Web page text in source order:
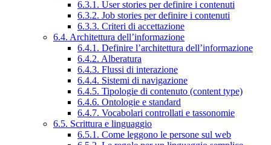
6.3.1. User stories per definire i contenuti
6.3.2. Job stories per definire i contenuti
6.3.3. Criteri di accettazione
6.4. Architettura dell’informazione
6.4.1. Definire l’architettura dell’informazione
6.4.2. Alberatura
6.4.3. Flussi di interazione
6.4.4. Sistemi di navigazione
6.4.5. Tipologie di contenuto (content type)
6.4.6. Ontologie e standard
6.4.7. Vocabolari controllati e tassonomie
6.5. Scrittura e linguaggio
6.5.1. Come leggono le persone sul web